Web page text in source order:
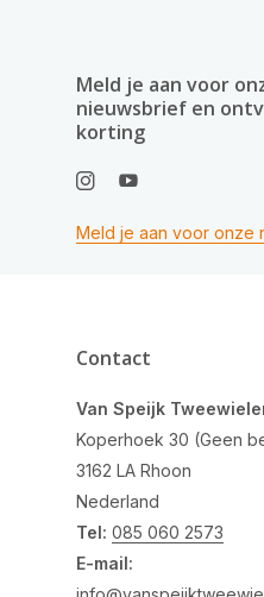
Meld je aan voor
nieuwsbrief en
korting
Meld je aan voor onze
Contact
Van Speijk
Koperhoek 30 (Geen
3162 LA Rhoon
Nederland
Tel: 085 060 2573
E-mail: